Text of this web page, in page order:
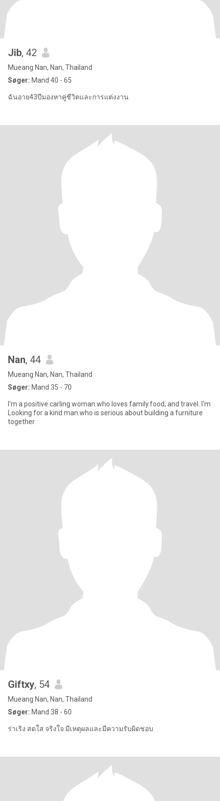
Jib, 42
Mueang Nan, Nan, Thailand
Søger: Mand 40 - 65
ฉันอาย43ปีมองหาคู่ชีวิตและการแต่งงาน
Nan, 44
Mueang Nan, Nan, Thailand
Søger: Mand 35 - 70
I'm a positive carling woman.who loves family.food, and travel. I'm
Looking for a kind man.who is serious about building a furniture
together
Giftxy, 54
Mueang Nan, Nan, Thailand
Søger: Mand 38 - 60
ร่าเริง สดใส จริงใจ มีเหตุผลและมีความรับผิดชอบ